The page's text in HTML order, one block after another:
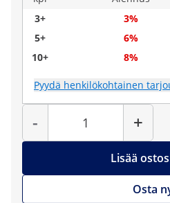
3+
3%
5+
6%
10+
8%
Pyydä henkilökohtainen
-
Määrä
+
Lisää
Osta